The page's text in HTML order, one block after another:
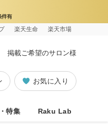
楽天生命 楽天市場
掲載ご希望のサロン様
お気に入り
特集 Raku Lab